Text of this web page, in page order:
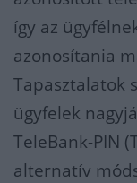
így az
azonosítania
Tapasztalatok
ügyfelek
TeleBank-PIN
alternatív